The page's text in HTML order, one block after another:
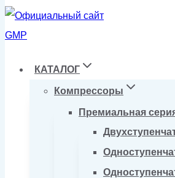
КАТАЛОГ
Компрессоры
Премиальная